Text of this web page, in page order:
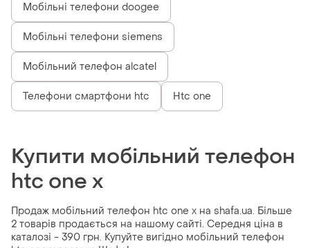
Мобільні телефони doogee
Мобільні телефони siemens
Мобільний телефон alcatel
Телефони смартфони htc Htc one
Купити мобільний телефон
htc one x
Продаж мобільний телефон htc one x на shafa.ua. Більше
2 товарів продається на нашому сайті. Середня ціна в
каталозі - 390 грн. Купуйте вигідно мобільний телефон